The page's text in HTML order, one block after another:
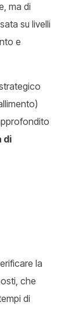
ma di
su livelli
e
di
la
che
di